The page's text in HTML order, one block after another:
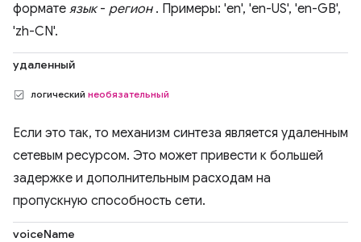
формате язык- регион. Примеры: 'en', 'en-US', 'en-GB',
'zh-CN'.
удаленный
логический необязательный
Если это так, то механизм синтеза является удаленным
сетевым ресурсом. Это может привести к большей
задержке и дополнительным расходам на
пропускную способность сети.
voiceName